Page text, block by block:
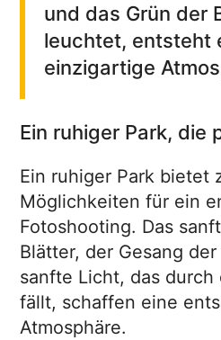
und das Grün der
leuchtet, entsteht
einzigartige
Ein ruhiger Park, die
Ein ruhiger Park bietet
Möglichkeiten für ein
Fotoshooting. Das
Blätter, der Gesang
sanfte Licht, das durch
fällt, schaffen eine
Atmosphäre.